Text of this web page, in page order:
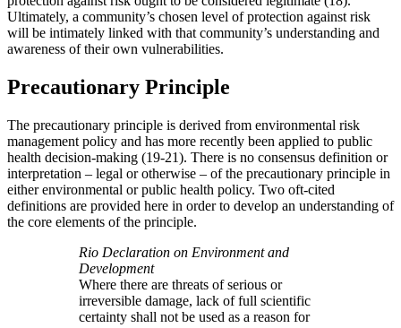
Ultimately, a community’s chosen level of protection against risk
will be intimately linked with that community’s understanding and
awareness of their own vulnerabilities.
Precautionary Principle
The precautionary principle is derived from environmental risk
management policy and has more recently been applied to public
health decision-making (19-21). There is no consensus definition or
interpretation – legal or otherwise – of the precautionary principle in
either environmental or public health policy. Two oft-cited
definitions are provided here in order to develop an understanding of
the core elements of the principle.
Rio Declaration on Environment and
Development
Where there are threats of serious or
irreversible damage, lack of full scientific
certainty shall not be used as a reason for